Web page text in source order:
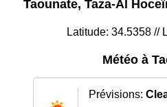
Taounate, Taza-Al
Latitude: 34.5358 //
Météo à
Prévisions: